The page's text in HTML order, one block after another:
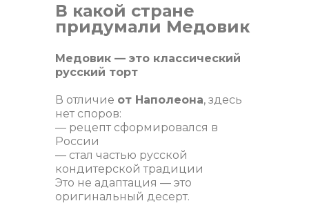
В какой стране
придумали Медовик
Медовик — это классический
русский торт
В отличие от Наполеона, здесь
нет споров:
— рецепт сформировался в
России
— стал частью русской
кондитерской традиции
Это не адаптация — это
оригинальный десерт.